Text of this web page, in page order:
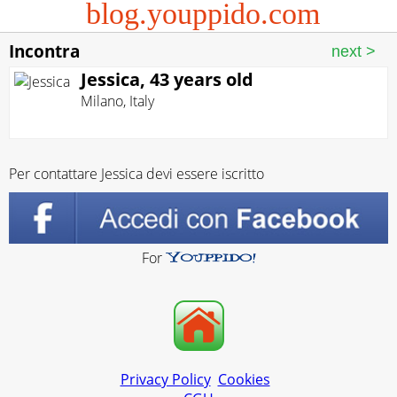
blog.youppido.com
Incontra
Jessica, 43 years old
Milano, Italy
Per contattare Jessica devi essere iscritto
For
Privacy Policy Cookies